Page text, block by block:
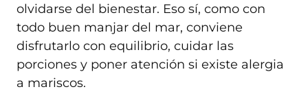
olvidarse del bienestar. Eso sí, como con
todo buen manjar del mar, conviene
disfrutarlo con equilibrio, cuidar las
porciones y poner atención si existe alergia
a mariscos.